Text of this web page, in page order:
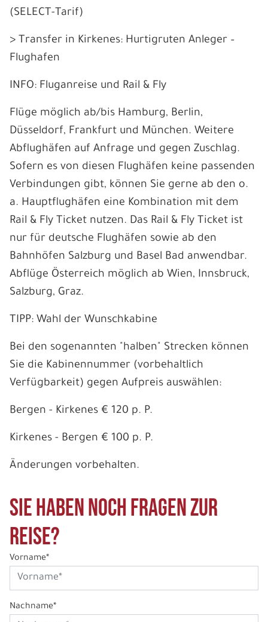
(SELECT-Tarif)
> Transfer in Kirkenes: Hurtigruten Anleger –
Flughafen
INFO: Fluganreise und Rail & Fly
Flüge möglich ab/bis Hamburg, Berlin,
Düsseldorf, Frankfurt und München. Weitere
Abflughäfen auf Anfrage und gegen Zuschlag.
Sofern es von diesen Flughäfen keine passenden
Verbindungen gibt, können Sie gerne ab den o.
a. Hauptflughäfen eine Kombination mit dem
Rail & Fly Ticket nutzen. Das Rail & Fly Ticket ist
nur für deutsche Flughäfen sowie ab den
Bahnhöfen Salzburg und Basel Bad anwendbar.
Abflüge Österreich möglich ab Wien, Innsbruck,
Salzburg, Graz.
TIPP: Wahl der Wunschkabine
Bei den sogenannten "halben" Strecken können
Sie die Kabinennummer (vorbehaltlich
Verfügbarkeit) gegen Aufpreis auswählen:
Bergen - Kirkenes € 120 p. P.
Kirkenes - Bergen € 100 p. P.
Änderungen vorbehalten.
Sie haben noch Fragen zur
Reise?
Vorname*
Nachname*